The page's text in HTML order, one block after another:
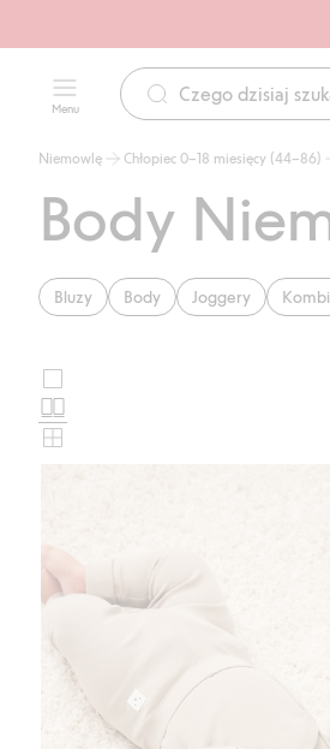
Menu
Niemowlę Chłopiec 0–18 miesięcy (44–86)
Body
Bluzy Body Joggery
Wybierz
układ
karty